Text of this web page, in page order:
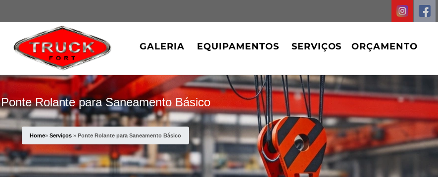
GALERIA EQUIPAMENTOS SERVIÇOS ORÇAMENTO
Ponte Rolante para Saneamento Básico
Home» Serviços » Ponte Rolante para Saneamento Básico